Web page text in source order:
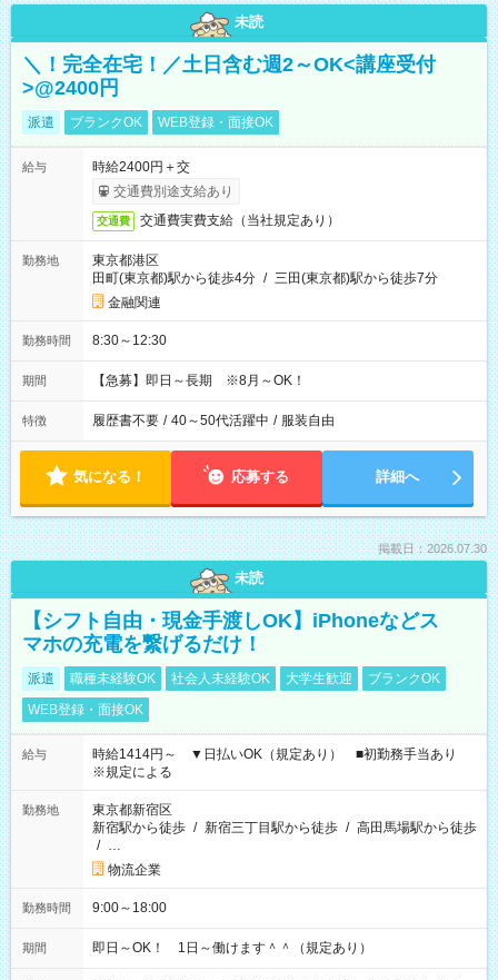
未読
＼！完全在宅！／土日含む週2～OK<講座受付
>@2400円
派遣 ブランクOK WEB登録・面接OK
給与
時給2400円＋交
交通費別途支給あり
交通費 交通費実費支給（当社規定あり）
勤務地
東京都港区
田町(東京都)駅から徒歩4分 / 三田(東京都)駅から徒歩7分
金融関連
勤務時間 8:30～12:30
期間 【急募】即日～長期 ※8月～OK！
特徴 履歴書不要 / 40～50代活躍中 / 服装自由
気になる！ 応募する 詳細へ
掲載日：2026.07.30
未読
【シフト自由・現金手渡しOK】iPhoneなどス
マホの充電を繋げるだけ！
派遣 職種未経験OK 社会人未経験OK 大学生歓迎
ブランクOK
WEB登録・面接OK
給与
時給1414円～ ▼日払いOK（規定あり） ■初勤務手当あり
※規定による
勤務地
東京都新宿区
新宿駅から徒歩 / 新宿三丁目駅から徒歩 / 高田馬場駅から徒歩
/ …
物流企業
勤務時間 9:00～18:00
期間 即日～OK！ 1日～働けます＾＾（規定あり）